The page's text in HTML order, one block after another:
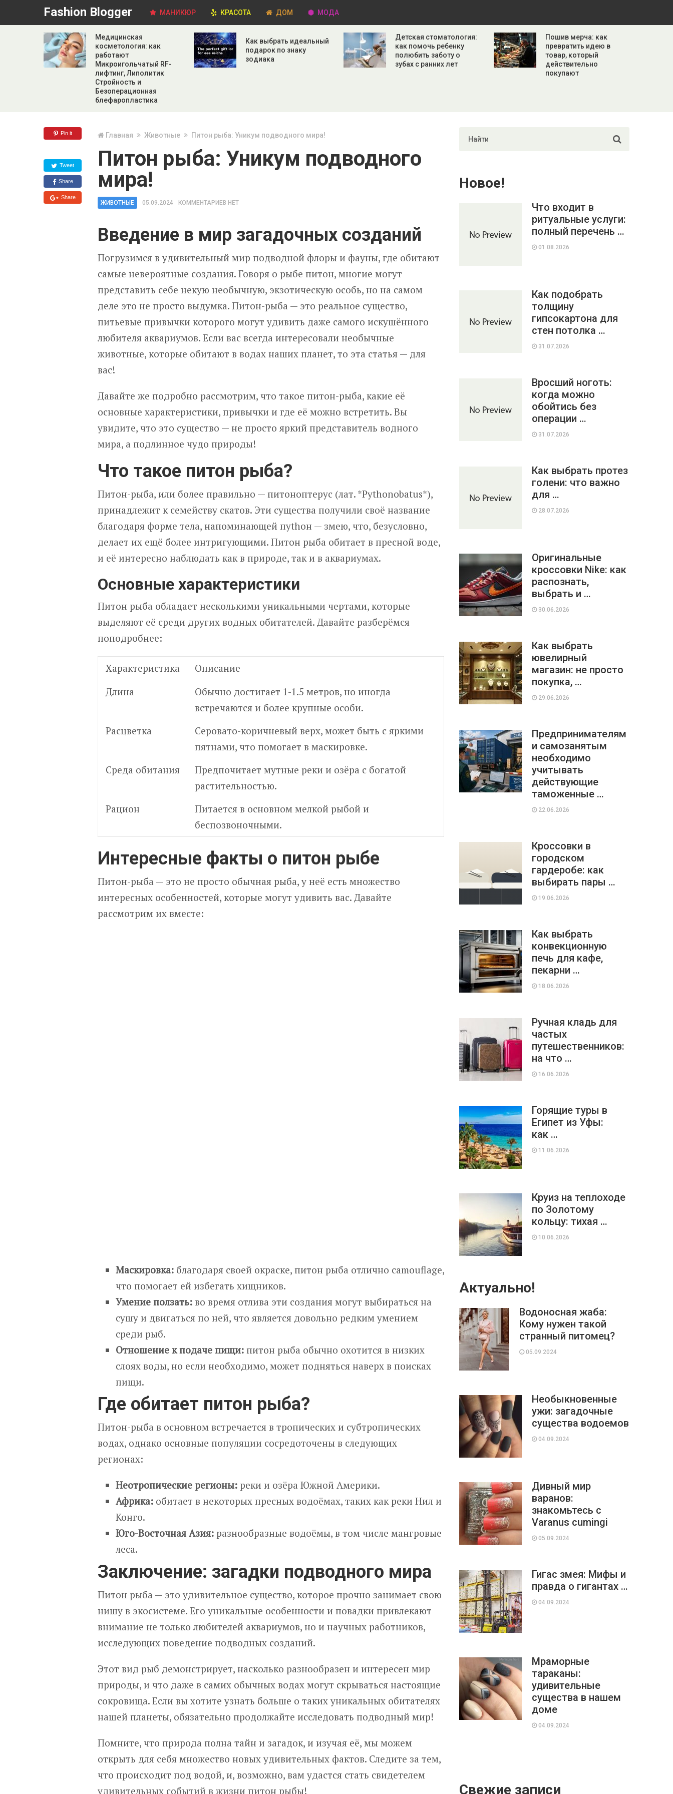
Fashion Blogger МАНИКЮР КРАСОТА ДОМ МОДА
Медицинская
косметология: как
работают
Микроигольчатый RF-
лифтинг, Липолитик
Стройность и
Безоперационная
блефаропластика
Как выбрать идеальный
подарок по знаку
зодиака
Детская стоматология:
как помочь ребенку
полюбить заботу о
зубах с ранних лет
Пошив мерча: как
превратить идею в
товар, который
действительно
покупают
Pin it
Tweet
Share
Share
Главная Животные Питон рыба: Уникум подводного мира!
Питон рыба: Уникум подводного
мира!
ЖИВОТНЫЕ 05.09.2024 КОММЕНТАРИЕВ НЕТ
Введение в мир загадочных созданий
Погрузимся в удивительный мир подводной флоры и фауны, где обитают
самые невероятные создания. Говоря о рыбе питон, многие могут
представить себе некую необычную, экзотическую особь, но на самом
деле это не просто выдумка. Питон-рыба — это реальное существо,
питьевые привычки которого могут удивить даже самого искушённого
любителя аквариумов. Если вас всегда интересовали необычные
животные, которые обитают в водах наших планет, то эта статья — для
вас!
Давайте же подробно рассмотрим, что такое питон-рыба, какие её
основные характеристики, привычки и где её можно встретить. Вы
увидите, что это существо — не просто яркий представитель водного
мира, а подлинное чудо природы!
Что такое питон рыба?
Питон-рыба, или более правильно — питоноптерус (лат. *Pythonobatus*),
принадлежит к семейству скатов. Эти существа получили своё название
благодаря форме тела, напоминающей пythон — змею, что, безусловно,
делает их ещё более интригующими. Питон рыба обитает в пресной воде,
и её интересно наблюдать как в природе, так и в аквариумах.
Основные характеристики
Питон рыба обладает несколькими уникальными чертами, которые
выделяют её среди других водных обитателей. Давайте разберёмся
поподробнее:
Характеристика
Описание
Длина
Обычно достигает 1-1.5 метров, но иногда
встречаются и более крупные особи.
Расцветка
Серовато-коричневый верх, может быть с яркими
пятнами, что помогает в маскировке.
Среда обитания
Предпочитает мутные реки и озёра с богатой
растительностью.
Рацион
Питается в основном мелкой рыбой и
беспозвоночными.
Интересные факты о питон рыбе
Питон-рыба — это не просто обычная рыба, у неё есть множество
интересных особенностей, которые могут удивить вас. Давайте
рассмотрим их вместе:
Маскировка: благодаря своей окраске, питон рыба отлично camouflage,
что помогает ей избегать хищников.
Умение ползать: во время отлива эти создания могут выбираться на
сушу и двигаться по ней, что является довольно редким умением
среди рыб.
Отношение к подаче пищи: питон рыба обычно охотится в низких
слоях воды, но если необходимо, может подняться наверх в поисках
пищи.
Где обитает питон рыба?
Питон-рыба в основном встречается в тропических и субтропических
водах, однако основные популяции сосредоточены в следующих
регионах:
Неотропические регионы: реки и озёра Южной Америки.
Африка: обитает в некоторых пресных водоёмах, таких как реки Нил и
Конго.
Юго-Восточная Азия: разнообразные водоёмы, в том числе мангровые
леса.
Заключение: загадки подводного мира
Питон рыба — это удивительное существо, которое прочно занимает свою
нишу в экосистеме. Его уникальные особенности и повадки привлекают
внимание не только любителей аквариумов, но и научных работников,
исследующих поведение подводных созданий.
Этот вид рыб демонстрирует, насколько разнообразен и интересен мир
природы, и что даже в самих обычных водах могут скрываться настоящие
сокровища. Если вы хотите узнать больше о таких уникальных обитателях
нашей планеты, обязательно продолжайте исследовать подводный мир!
Помните, что природа полна тайн и загадок, и изучая её, мы можем
открыть для себя множество новых удивительных фактов. Следите за тем,
что происходит под водой, и, возможно, вам удастся стать свидетелем
удивительных событий в жизни питон рыбы!
Новое!
Что входит в
ритуальные услуги:
полный перечень …
01.08.2026
Как подобрать
толщину
гипсокартона для
стен потолка …
31.07.2026
Вросший ноготь:
когда можно
обойтись без
операции …
31.07.2026
Как выбрать протез
голени: что важно
для …
28.07.2026
Оригинальные
кроссовки Nike: как
распознать,
выбрать и …
30.06.2026
Как выбрать
ювелирный
магазин: не просто
покупка, …
29.06.2026
Предпринимателям
и самозанятым
необходимо
учитывать
действующие
таможенные …
22.06.2026
Кроссовки в
городском
гардеробе: как
выбирать пары …
19.06.2026
Как выбрать
конвекционную
печь для кафе,
пекарни …
18.06.2026
Ручная кладь для
частых
путешественников:
на что …
16.06.2026
Горящие туры в
Египет из Уфы:
как …
11.06.2026
Круиз на теплоходе
по Золотому
кольцу: тихая …
10.06.2026
Актуально!
Водоносная жаба:
Кому нужен такой
странный питомец?
05.09.2024
Необыкновенные
ужи: загадочные
существа водоемов
04.09.2024
Дивный мир
варанов:
знакомьтесь с
Varanus cumingi
05.09.2024
Гигас змея: Мифы и
правда о гигантах …
04.09.2024
Мраморные
тараканы:
удивительные
существа в нашем
доме
04.09.2024
Свежие записи